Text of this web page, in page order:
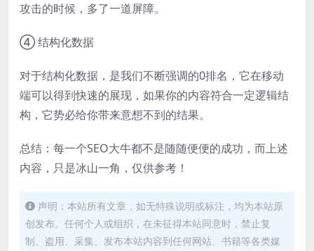
攻击的时候，多了一道屏障。
④ 结构化数据
对于结构化数据，是我们不断强调的0排名，它在移动
端可以得到快速的展现，如果你的内容符合一定逻辑结
构，它势必给你带来意想不到的结果。
总结：每一个SEO大牛都不是随随便便的成功，而上述
内容，只是冰山一角，仅供参考！
声明：本站所有文章，如无特殊说明或标注，均为本站原
创发布。任何个人或组织，在未征得本站同意时，禁止复
制、盗用、采集、发布本站内容到任何网站、书籍等各类媒